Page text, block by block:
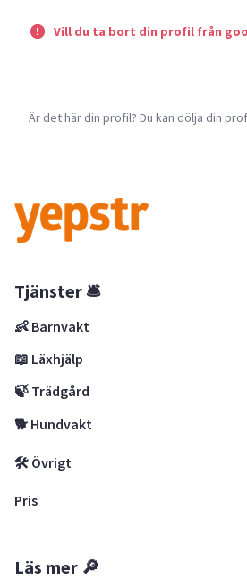
Vill du ta bort din profil från
Är det här din profil? Du kan dölja din
Tjänster 🛎
👶 Barnvakt
📖 Läxhjälp
🍃 Trädgård
🐕 Hundvakt
🛠 Övrigt
Pris
Läs mer 🔎